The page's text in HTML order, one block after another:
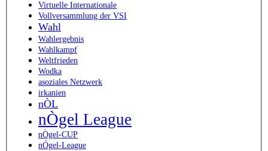
Virtuelle Internationale
Vollversammlung der VSI
Wahl
Wahlergebnis
Wahlkampf
Weltfrieden
Wodka
asoziales Netzwerk
irkanien
nÒL
nÒgel League
nÒgel-CUP
nÓgel-League